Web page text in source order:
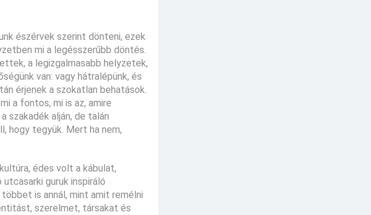
észérvek szerint dönteni, ezek
mi a legésszerűbb döntés.
a legizgalmasabb helyzetek,
van: vagy hátralépünk, és
érjenek a szokatlan behatások.
a fontos, mi is az, amire
szakadék alján, de talán
hogy tegyük. Mert ha nem,
édes volt a kábulat,
guruk inspiráló
is annál, mint amit remélni
szerelmet, társakat és